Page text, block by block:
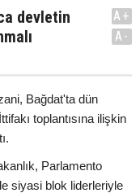
devletin
A+
A-
Bağdat'ta dün
toplantısına ilişkin
Parlamento
siyasi blok liderleriyle